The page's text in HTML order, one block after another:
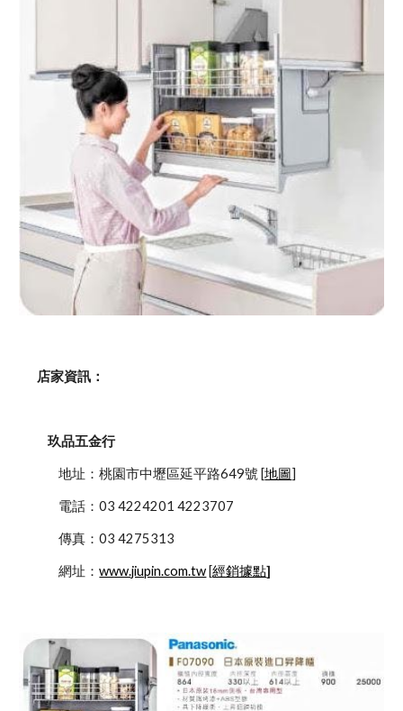
    店家資訊：
玖品五金行
            地址：桃園市中壢區延平路649號 [
地圖]
            電話：03 4224201 4223707
            傳真：03 4275313
            網址：
www.jiupin.com.tw [經銷據點]